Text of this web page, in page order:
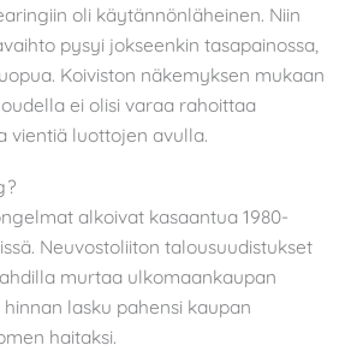
oli käytännönläheinen. Niin
pysyi jokseenkin tasapainossa,
Koiviston näkemyksen mukaan
ei olisi varaa rahoittaa
vientiä luottojen avulla.
alkoivat kasaantua 1980-
Neuvostoliiton talousuudistukset
murtaa ulkomaankaupan
lasku pahensi kaupan
haitaksi.